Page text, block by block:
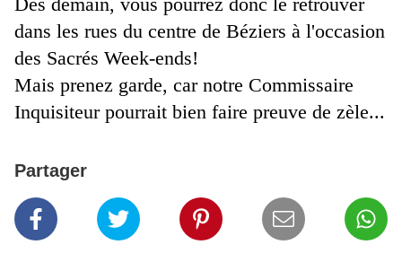
dans les rues du centre de Béziers à l'occasion
des Sacrés Week-ends!
Mais prenez garde, car notre Commissaire
Inquisiteur pourrait bien faire preuve de zèle...
Partager